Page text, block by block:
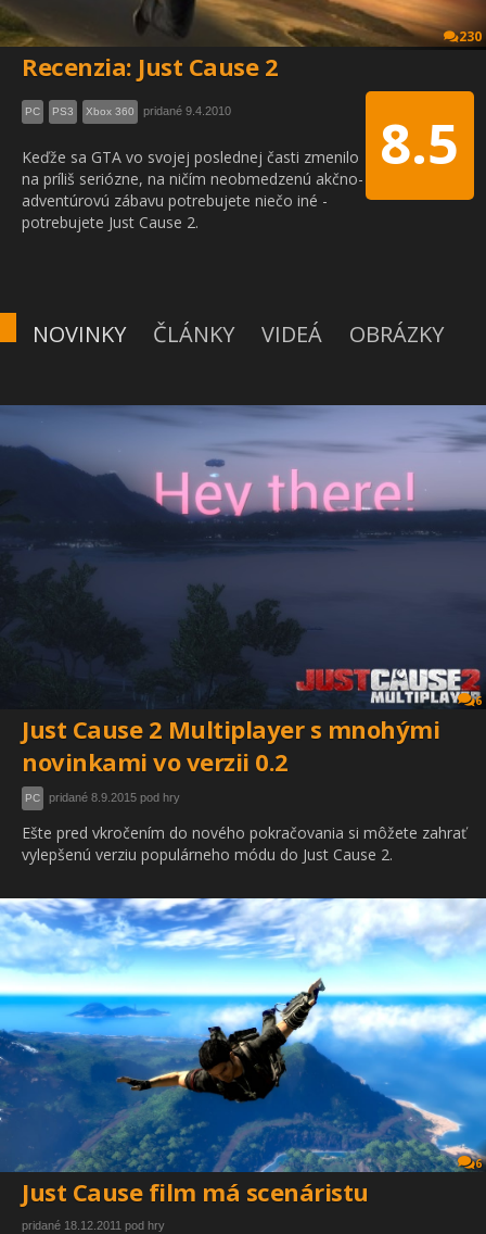
230
Recenzia: Just Cause 2
8.5
PC PS3 Xbox 360 pridané 9.4.2010
Keďže sa GTA vo svojej poslednej časti zmenilo
na príliš seriózne, na ničím neobmedzenú akčno-
adventúrovú zábavu potrebujete niečo iné -
potrebujete Just Cause 2.
NOVINKY ČLÁNKY VIDEÁ OBRÁZKY
6
Just Cause 2 Multiplayer s mnohými
novinkami vo verzii 0.2
PC pridané 8.9.2015 pod hry
Ešte pred vkročením do nového pokračovania si môžete zahrať
vylepšenú verziu populárneho módu do Just Cause 2.
6
Just Cause film má scenáristu
pridané 18.12.2011 pod hry